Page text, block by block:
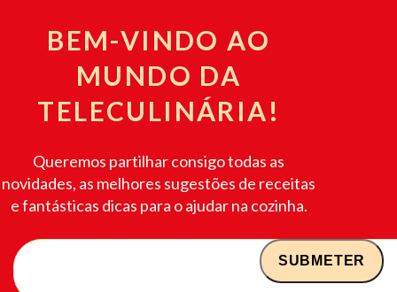
BEM-VINDO AO
MUNDO DA
TELECULINÁRIA!
Queremos partilhar consigo todas as
novidades, as melhores sugestões de receitas
e fantásticas dicas para o ajudar na cozinha.